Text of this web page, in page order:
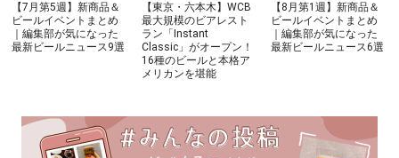
【7月第5週】新商品＆
ビールイベントまとめ
｜編集部が気になった
最新ビールニュース9選
【東京・六本木】WCB
最大規模のビアレスト
ラン「Instant
Classic」がオープン！
16種のビールと本格ア
メリカンを堪能
【8月第1週】新商品＆
ビールイベントまとめ
｜編集部が気になった
最新ビールニュース6選